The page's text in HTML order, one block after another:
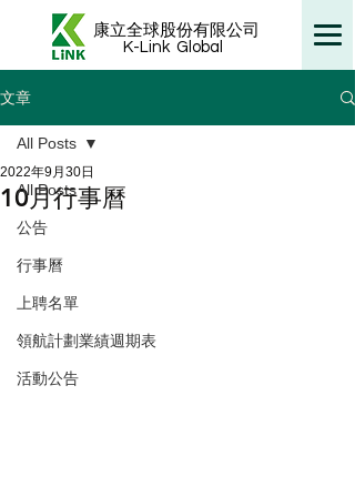
康立全球股份有限公司
K-Link Global
文章
All Posts
公告
行事曆
上聘名單
領航計劃業績週期表
活動公告
All Posts
10月行事曆
2022年9月30日